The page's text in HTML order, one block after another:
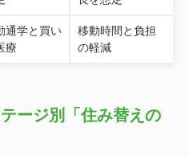
通学と買い
療
移動時間と負担
の軽減
ージ別「住み替えの